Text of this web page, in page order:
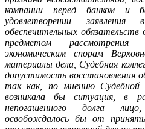
компании перед банком и
удовлетворении
обеспечительных
предметом
экономическим спорам
материалы дела, Судебная
допустимость восстановления
так как, по мнению Судебной
возникала бы ситуация, в
непогашенного долга
освобождалось бы от